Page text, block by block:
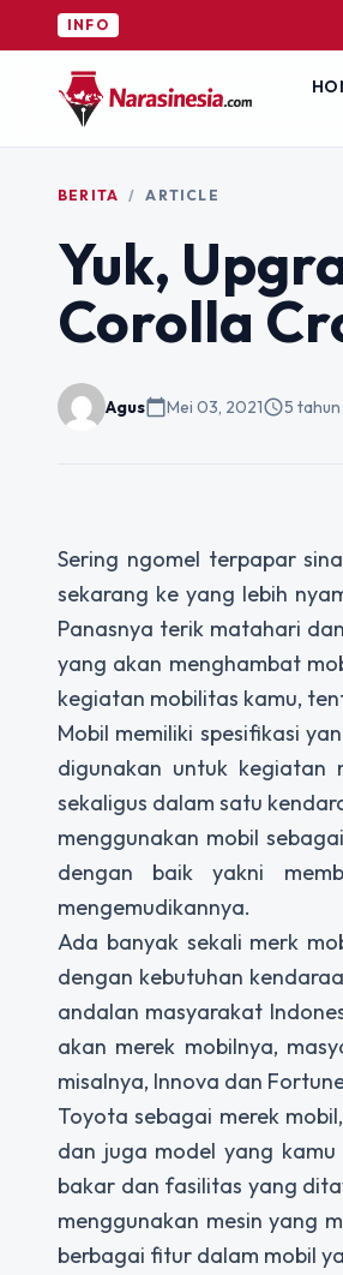
INFO
BERITA / ARTICLE
Yuk,
Corolla
Aguscalendar_todayMei 03, 2021schedule5 tahun
Sering ngomel terpapar
sekarang ke yang lebih
Panasnya terik matahari
yang akan menghambat
kegiatan mobilitas kamu,
Mobil memiliki spesifikasi
digunakan untuk kegiatan
sekaligus dalam satu
menggunakan mobil
dengan baik yakni
mengemudikannya.
Ada banyak sekali merk
dengan kebutuhan
andalan masyarakat
akan merek mobilnya,
misalnya, Innova dan
Toyota sebagai merek
dan juga model yang
bakar dan fasilitas yang
menggunakan mesin yang
berbagai fitur dalam mobil